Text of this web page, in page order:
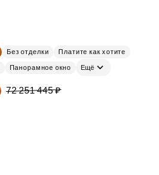
Без отделки Платите как хотите
Панорамное окно Ещё
72 251 445 ₽